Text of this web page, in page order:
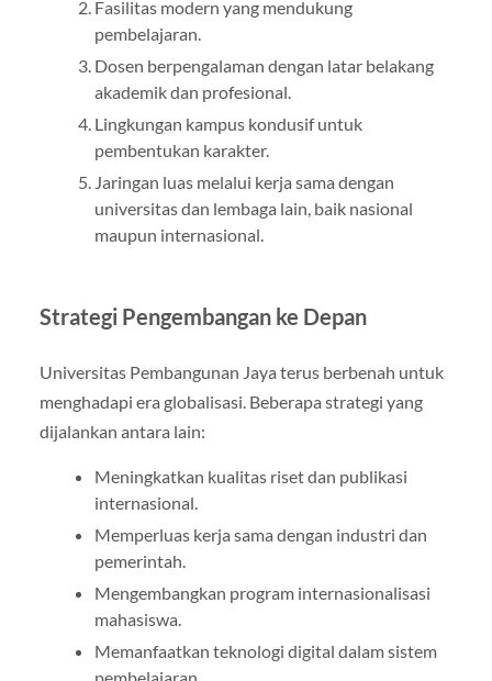
Fasilitas modern yang mendukung
pembelajaran.
Dosen berpengalaman dengan latar belakang
akademik dan profesional.
Lingkungan kampus kondusif untuk
pembentukan karakter.
Jaringan luas melalui kerja sama dengan
universitas dan lembaga lain, baik nasional
maupun internasional.
Strategi Pengembangan ke Depan
Universitas Pembangunan Jaya terus berbenah untuk
menghadapi era globalisasi. Beberapa strategi yang
dijalankan antara lain:
Meningkatkan kualitas riset dan publikasi
internasional.
Memperluas kerja sama dengan industri dan
pemerintah.
Mengembangkan program internasionalisasi
mahasiswa.
Memanfaatkan teknologi digital dalam sistem
pembelajaran.